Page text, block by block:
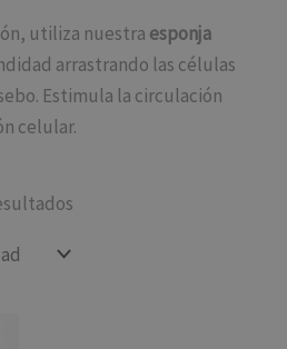
utiliza nuestra esponja
arrastrando las células
Estimula la circulación
celular.